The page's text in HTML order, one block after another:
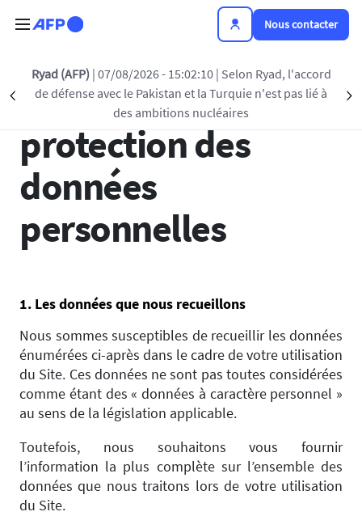
Nous contacter
Précédent
Ryad (AFP) | 07/08/2026 - 15:02:10 | Selon Ryad, l'accord
de défense avec le Pakistan et la Turquie n'est pas lié à
des ambitions nucléaires
Charte sur la
protection des
données
personnelles
1. Les données que nous recueillons
Nous sommes susceptibles de recueillir les données
énumérées ci-après dans le cadre de votre utilisation
du Site. Ces données ne sont pas toutes considérées
comme étant des « données à caractère personnel »
au sens de la législation applicable.
Toutefois, nous souhaitons vous fournir
l’information la plus complète sur l’ensemble des
données que nous traitons lors de votre utilisation
du Site.